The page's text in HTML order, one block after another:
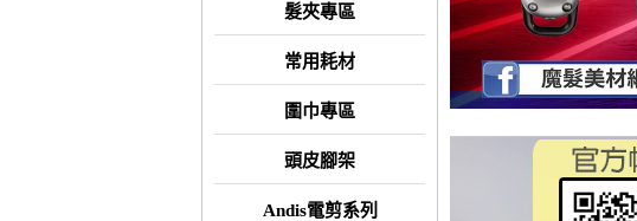
髮夾專區
常用耗材
圍巾專區
頭皮腳架
Andis電剪系列